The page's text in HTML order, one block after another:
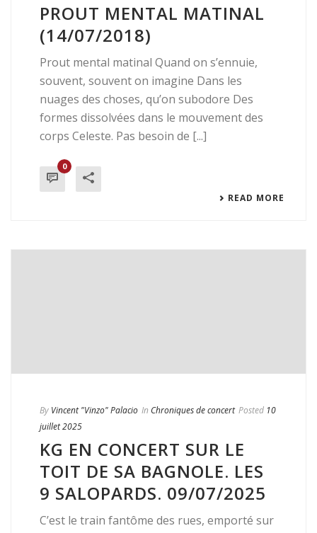
PROUT MENTAL MATINAL
(14/07/2018)
Prout mental matinal Quand on s’ennuie,
souvent, souvent on imagine Dans les
nuages des choses, qu’on subodore Des
formes dissolvées dans le mouvement des
corps Celeste. Pas besoin de [...]
0
READ MORE
juillet 2025